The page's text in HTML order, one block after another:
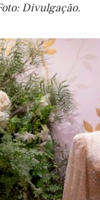
Divulgação.